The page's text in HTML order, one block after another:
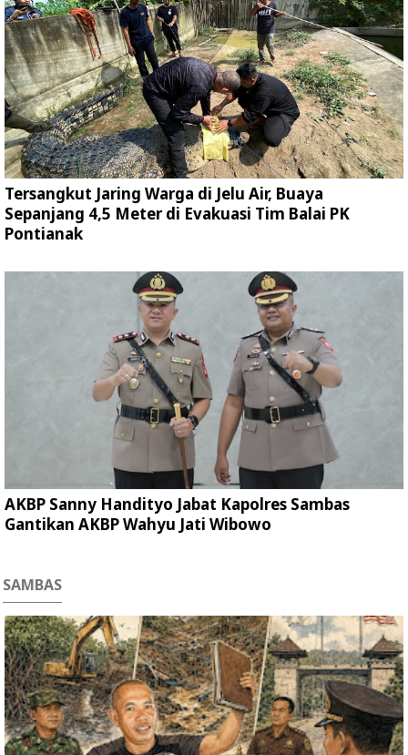
Tersangkut Jaring Warga di Jelu Air, Buaya
Sepanjang 4,5 Meter di Evakuasi Tim Balai PK
Pontianak
AKBP Sanny Handityo Jabat Kapolres Sambas
Gantikan AKBP Wahyu Jati Wibowo
SAMBAS